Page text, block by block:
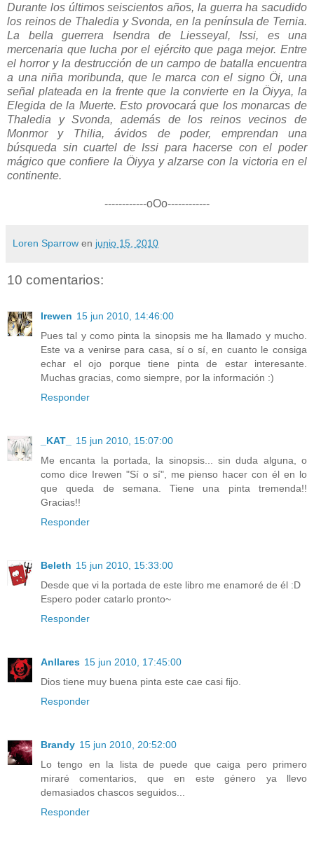
Durante los últimos seiscientos años, la guerra ha sacudido
los reinos de Thaledia y Svonda, en la península de Ternia.
La bella guerrera Isendra de Liesseyal, Issi, es una
mercenaria que lucha por el ejército que paga mejor. Entre
el horror y la destrucción de un campo de batalla encuentra
a una niña moribunda, que le marca con el signo Öi, una
señal plateada en la frente que la convierte en la Öiyya, la
Elegida de la Muerte. Esto provocará que los monarcas de
Thaledia y Svonda, además de los reinos vecinos de
Monmor y Thilia, ávidos de poder, emprendan una
búsqueda sin cuartel de Issi para hacerse con el poder
mágico que confiere la Öiyya y alzarse con la victoria en el
continente.
------------oOo------------
Loren Sparrow en junio 15, 2010
10 comentarios:
Irewen 15 jun 2010, 14:46:00
Pues tal y como pinta la sinopsis me ha llamado y mucho.
Este va a venirse para casa, sí o sí, en cuanto le consiga
echar el ojo porque tiene pinta de estar interesante.
Muchas gracias, como siempre, por la información :)
Responder
_KAT_
15 jun 2010, 15:07:00
Me encanta la portada, la sinopsis... sin duda alguna, o
como dice Irewen "Sí o sí", me pienso hacer con él en lo
que queda de semana. Tiene una pinta tremenda!!
Gracias!!
Responder
Beleth 15 jun 2010, 15:33:00
Desde que vi la portada de este libro me enamoré de él :D
Espero poder catarlo pronto~
Responder
Anllares 15 jun 2010, 17:45:00
Dios tiene muy buena pinta este cae casi fijo.
Responder
Brandy 15 jun 2010, 20:52:00
Lo tengo en la lista de puede que caiga pero primero
miraré comentarios, que en este género ya llevo
demasiados chascos seguidos...
Responder